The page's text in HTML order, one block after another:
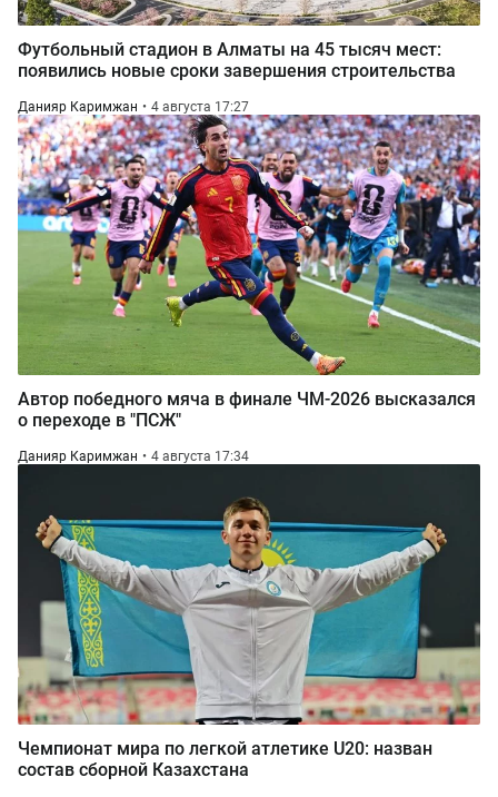
Футбольный стадион в Алматы на 45 тысяч мест:
появились новые сроки завершения строительства
Данияр Каримжан 4 августа 17:27
Автор победного мяча в финале ЧМ-2026 высказался
о переходе в "ПСЖ"
Данияр Каримжан 4 августа 17:34
Чемпионат мира по легкой атлетике U20: назван
состав сборной Казахстана